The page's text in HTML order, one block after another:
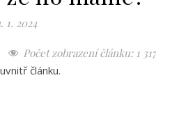
1. 2024
Počet zobrazení článku: 1 317
článku.